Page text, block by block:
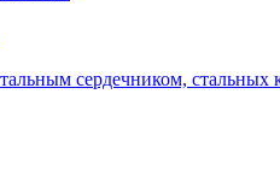
сердечником, стальных